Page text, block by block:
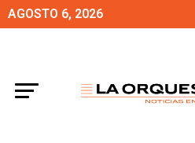
AGOSTO 6, 2026